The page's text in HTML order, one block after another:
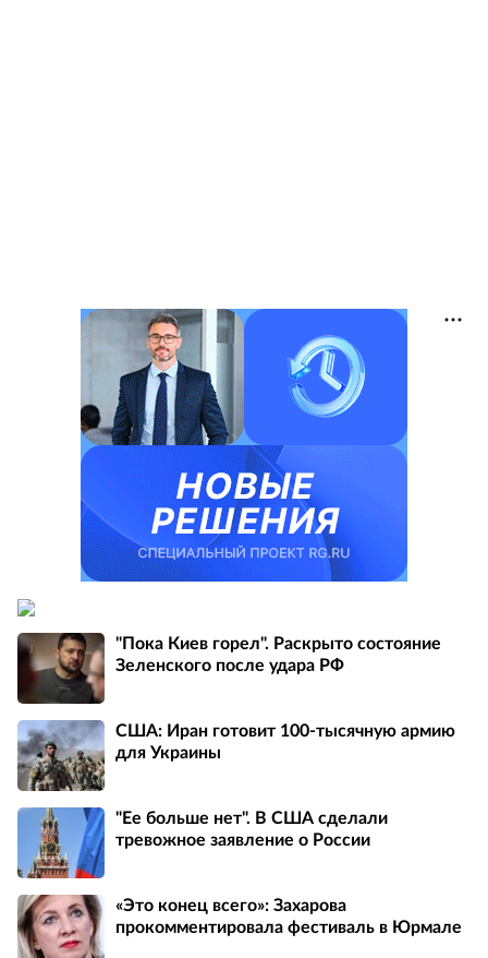
"Пока Киев горел". Раскрыто состояние
Зеленского после удара РФ
США: Иран готовит 100-тысячную армию
для Украины
"Ее больше нет". В США сделали
тревожное заявление о России
«Это конец всего»: Захарова
прокомментировала фестиваль в Юрмале